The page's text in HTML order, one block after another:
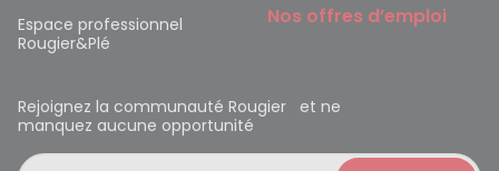
Espace professionnel
Rougier&Plé
Nos offres d’emploi
Rejoignez la communauté Rougier et ne
manquez aucune opportunité